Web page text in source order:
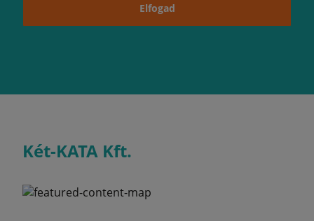
Elfogad
Két-KATA Kft.